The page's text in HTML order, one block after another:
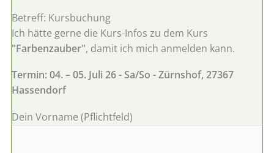
Betreff: Kursbuchung
Ich hätte gerne die Kurs-Infos zu dem Kurs
"Farbenzauber", damit ich mich anmelden kann.
Termin: 04. – 05. Juli 26 - Sa/So - Zürnshof, 27367
Hassendorf
Dein Vorname (Pflichtfeld)